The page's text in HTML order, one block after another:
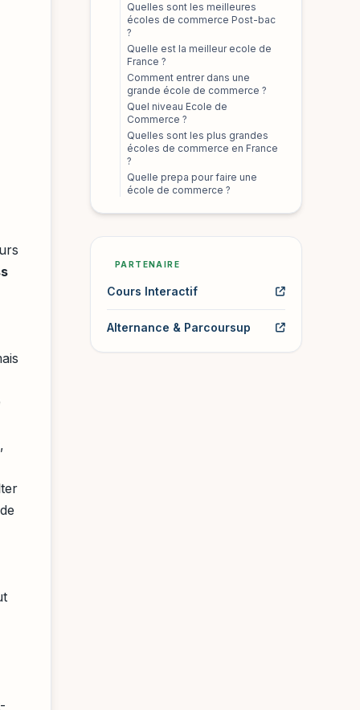
Quelles sont les meilleures
écoles de commerce Post-bac
?
Quelle est la meilleur ecole de
France ?
Comment entrer dans une
grande école de commerce ?
Quel niveau Ecole de
Commerce ?
Quelles sont les plus grandes
écoles de commerce en France
?
Quelle prepa pour faire une
école de commerce ?
PARTENAIRE
Cours Interactif
Alternance & Parcoursup